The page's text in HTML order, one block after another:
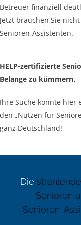
Betreuer finanziell
Jetzt brauchen Sie
Senioren-Assistenten.
HELP-zertifizierte
Belange zu kümmern.
Ihre Suche könnte hier
den „Nutzen für
ganz Deutschland!
Die
Senioren
Senioren-